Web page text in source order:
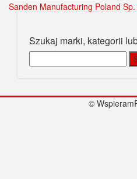
Sanden Manufacturing Poland
Szukaj marki, kategorii
©